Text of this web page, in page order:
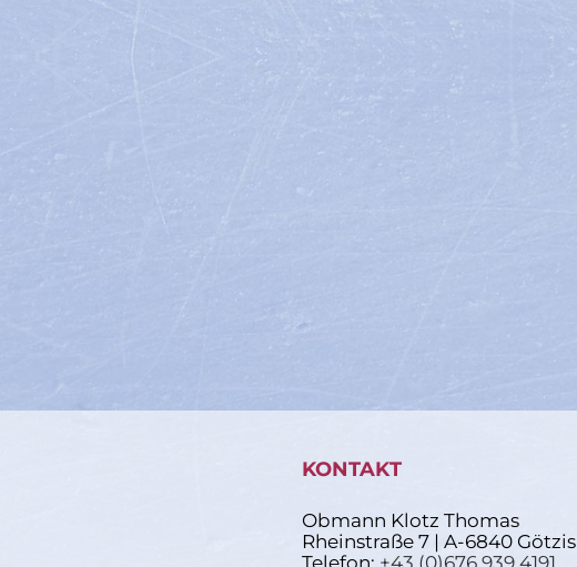
KONTAKT
Obmann Klotz Thomas
Rheinstraße 7 | A-6840 Götzis
Telefon: +43 (0)676 939 4191